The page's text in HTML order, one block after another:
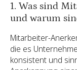
1. Was sind
und warum
Mitarbeiter-
die es
konsistent und